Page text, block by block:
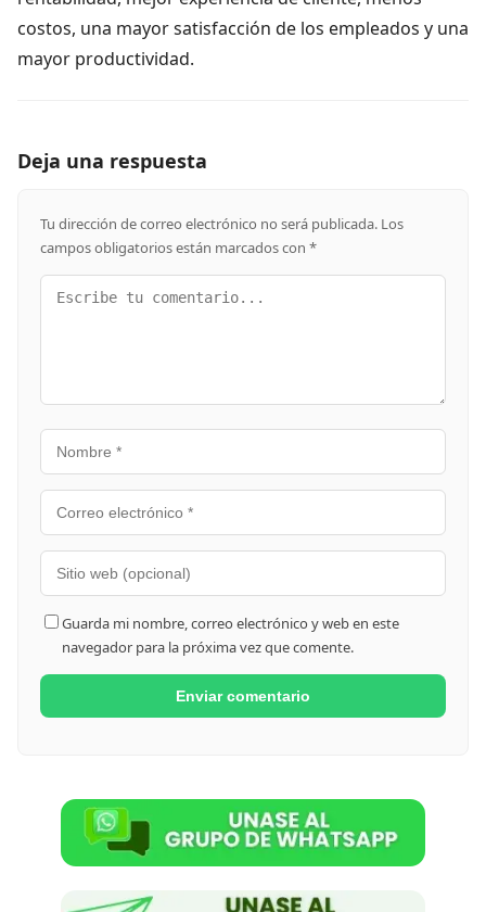
costos, una mayor satisfacción de los empleados y una
mayor productividad.
Deja una respuesta
Tu dirección de correo electrónico no será publicada. Los
campos obligatorios están marcados con *
Guarda mi nombre, correo electrónico y web en este
navegador para la próxima vez que comente.